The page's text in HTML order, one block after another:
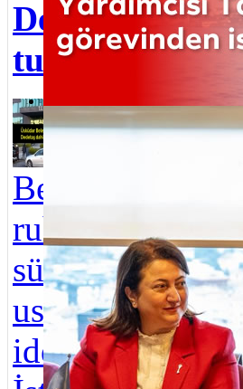
Üsküdar Belediyesi Başkan
Dedetaş ve 3
tutuklandı
Üsküdar
Belediyesi’nde
ruhsatı ve iskan
süreçlerinde
usulsüzlük
iddialarına